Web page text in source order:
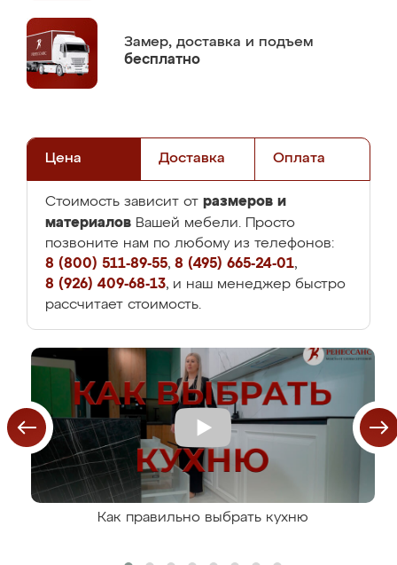
Замер, доставка и подъем
бесплатно
Цена Доставка Оплата
Стоимость зависит от размеров и
материалов Вашей мебели. Просто
позвоните нам по любому из телефонов:
8 (800) 511-89-55, 8 (495) 665-24-01,
8 (926) 409-68-13, и наш менеджер быстро
рассчитает стоимость.
Как правильно выбрать кухню